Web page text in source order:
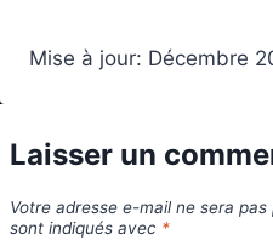
Mise à jour: Décembre
Laisser un
Votre adresse e-mail ne sera pas
sont indiqués avec *